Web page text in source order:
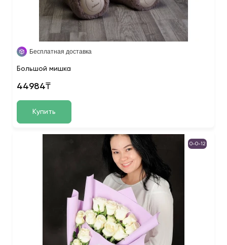
Бесплатная доставка
Большой мишка
44984₸
Купить
0-0-12